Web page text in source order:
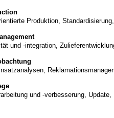
Produktion,
und -integration,
und -verbesserung, Update,